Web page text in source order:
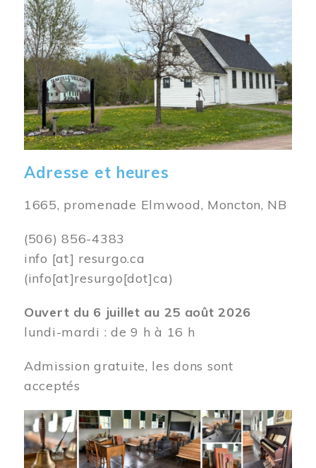
Adresse et heures
1665, promenade Elmwood, Moncton, NB
(506) 856-4383
info [at] resurgo.ca
(info[at]resurgo[dot]ca)
Ouvert du 6 juillet au 25 août 2026
lundi-mardi : de 9 h à 16 h
Admission gratuite, les dons sont
acceptés
Image